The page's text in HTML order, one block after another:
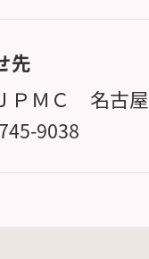
先
ＰＭＣ 名古
9038